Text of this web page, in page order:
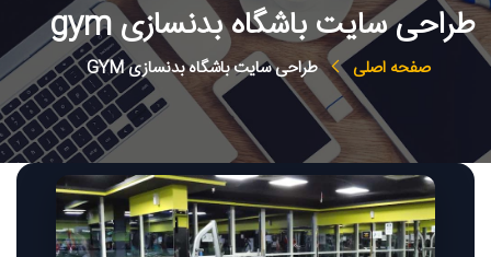
طراحی سایت باشگاه بدنسازی gym
صفحه اصلی طراحی سایت باشگاه بدنسازی GYM